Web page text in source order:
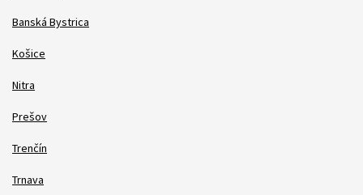
Banská Bystrica
Košice
Nitra
Prešov
Trenčín
Trnava